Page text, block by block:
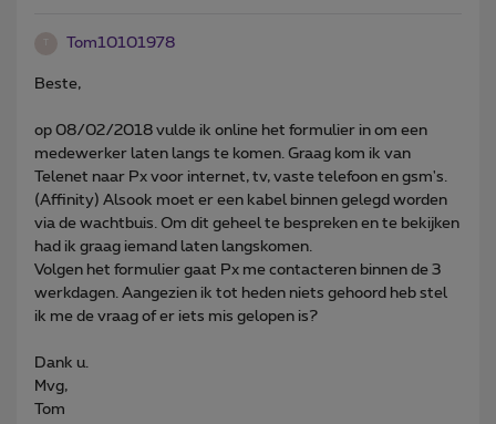
Tom10101978
Beste,
op 08/02/2018 vulde ik online het formulier in om een
medewerker laten langs te komen. Graag kom ik van
Telenet naar Px voor internet, tv, vaste telefoon en gsm's.
(Affinity) Alsook moet er een kabel binnen gelegd worden
via de wachtbuis. Om dit geheel te bespreken en te bekijken
had ik graag iemand laten langskomen.
Volgen het formulier gaat Px me contacteren binnen de 3
werkdagen. Aangezien ik tot heden niets gehoord heb stel
ik me de vraag of er iets mis gelopen is?
Dank u.
Mvg,
Tom